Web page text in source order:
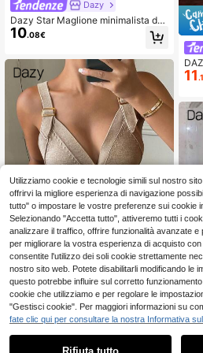
Dazy
Dazy Star Maglione minimalista da
donna a girocollo, tinta unita, manic
he lunghe, casual per uso quotidian
10.08€
6
Dazy SPICE
Magazzino EU DAZY Canotta da don
na a tinta unita, scollo a V, senza m
aniche, elegante, estiva, in maglia s
15.48€
4-7 giorni lavorativi
11
Utilizziamo cookie e tecnologie simili sul nostro
offrirvi la migliore esperienza di navigazione
tutto" o impostare le vostre preferenze sui cookie
Selezionando "Accetta tutto", attiveremo tutti i
analizzare il traffico, offrire funzionalità avanzate
per migliorare la vostra esperienza di acquisto
consentite l'utilizzo dei soli cookie strettamente
nostro sito web. Potete disabilitarli modificando le
questo potrebbe influire sul corretto
cookie che utilizziamo e per regolare le
"Gestisci cookie". Per maggiori informazioni su
fate clic qui per consultare la nostra Informativa
Rifiuta tutto